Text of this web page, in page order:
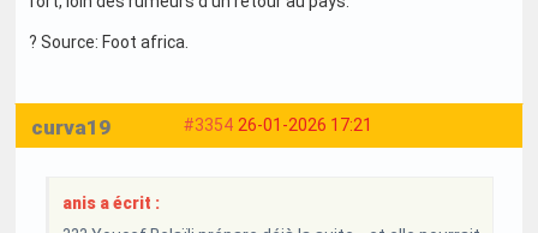
? Source: Foot africa.
#3354 26-01-2026 17:21
curva19
anis a écrit :